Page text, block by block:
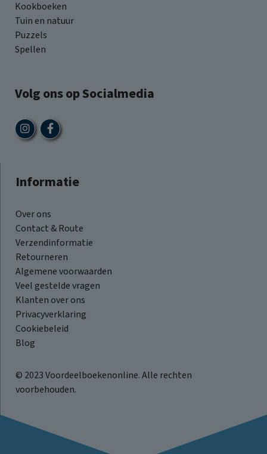
Kookboeken
Tuin en natuur
Puzzels
Spellen
Volg ons op Socialmedia
Informatie
Over ons
Contact & Route
Verzendinformatie
Retourneren
Algemene voorwaarden
Veel gestelde vragen
Klanten over ons
Privacyverklaring
Cookiebeleid
Blog
© 2023 Voordeelboekenonline. Alle rechten
voorbehouden.